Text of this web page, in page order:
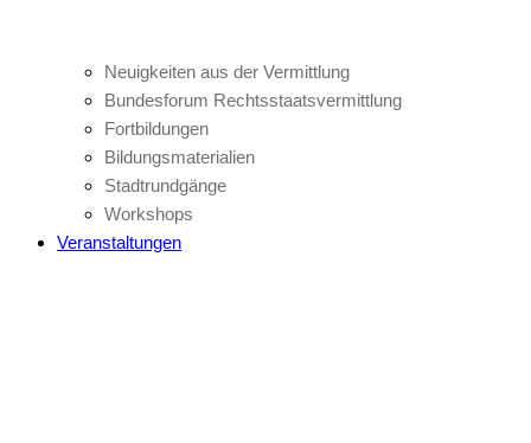
Neuigkeiten aus der Vermittlung
Bundesforum Rechtsstaatsvermittlung
Fortbildungen
Bildungsmaterialien
Stadtrundgänge
Workshops
Veranstaltungen